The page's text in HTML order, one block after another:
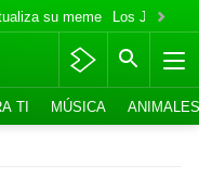
su meme Los Jonas
TI MÚSICA ANIMALES